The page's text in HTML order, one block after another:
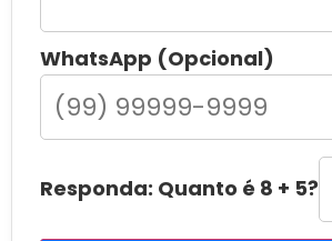
WhatsApp (Opcional)
Responda: Quanto é 8 + 5?